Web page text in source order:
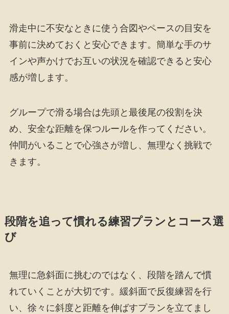
滑走中に不安なときに使う合図やペースの目安を
事前に決めておくと安心できます。簡単な手のサ
インや声かけでお互いの状況を確認できると安心
感が増します。
グループで滑る場合は先頭と最後尾の役割を決
め、安全な距離を保つルールを作ってください。
仲間がいることで心強さが増し、無理なく挑戦で
きます。
段階を追って慣れる練習プランとコース選
び
無理に急斜面に挑むのではなく、段階を踏んで慣
れていくことが大切です。緩斜面で反復練習を行
い、徐々に斜度と距離を伸ばすプランを立てまし